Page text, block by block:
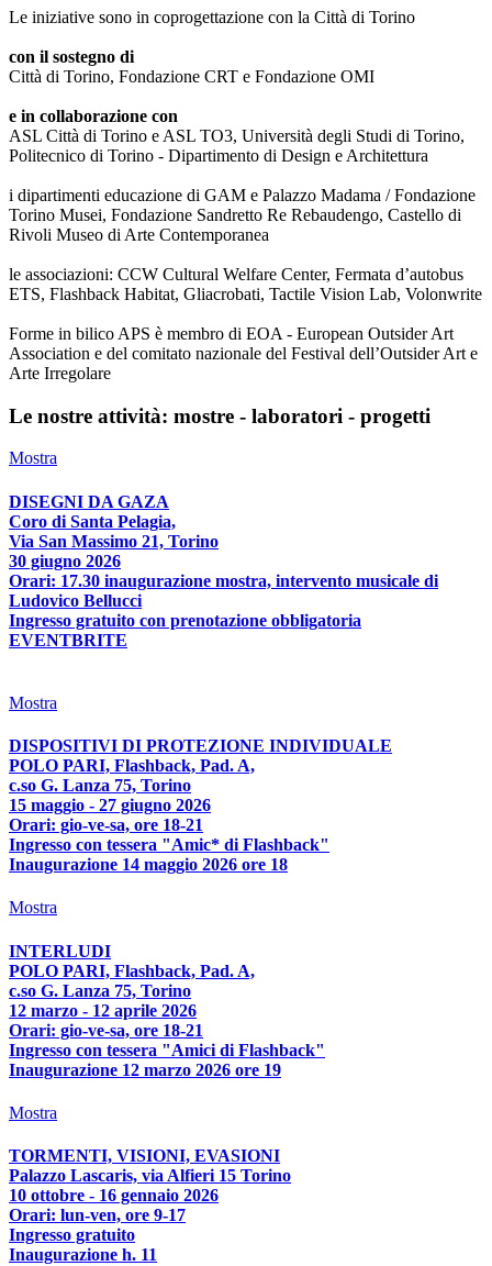
Le iniziative sono in coprogettazione con la Città di Torino
con il sostegno di
Città di Torino, Fondazione CRT e Fondazione OMI
e in collaborazione con
ASL Città di Torino e ASL TO3, Università degli Studi di Torino,
Politecnico di Torino - Dipartimento di Design e Architettura
i dipartimenti educazione di GAM e Palazzo Madama / Fondazione
Torino Musei, Fondazione Sandretto Re Rebaudengo, Castello di
Rivoli Museo di Arte Contemporanea
le associazioni: CCW Cultural Welfare Center, Fermata d’autobus
ETS, Flashback Habitat, Gliacrobati, Tactile Vision Lab, Volonwrite
Forme in bilico APS è membro di EOA - European Outsider Art
Association e del comitato nazionale del Festival dell’Outsider Art e
Arte Irregolare
Le nostre attività: mostre - laboratori - progetti
Mostra
DISEGNI DA GAZA
Coro di Santa Pelagia,
Via San Massimo 21, Torino
30 giugno 2026
Orari: 17.30 inaugurazione mostra, intervento musicale di
Ludovico Bellucci
Ingresso gratuito con prenotazione obbligatoria
EVENTBRITE
Mostra
DISPOSITIVI DI PROTEZIONE INDIVIDUALE
POLO PARI, Flashback, Pad. A,
c.so G. Lanza 75, Torino
15 maggio - 27 giugno 2026
Orari: gio-ve-sa, ore 18-21
Ingresso con tessera "Amic* di Flashback"
Inaugurazione 14 maggio 2026 ore 18
Mostra
INTERLUDI
POLO PARI, Flashback, Pad. A,
c.so G. Lanza 75, Torino
12 marzo - 12 aprile 2026
Orari: gio-ve-sa, ore 18-21
Ingresso con tessera "Amici di Flashback"
Inaugurazione 12 marzo 2026 ore 19
Mostra
TORMENTI, VISIONI, EVASIONI
Palazzo Lascaris, via Alfieri 15 Torino
10 ottobre - 16 gennaio 2026
Orari: lun-ven, ore 9-17
Ingresso gratuito
Inaugurazione h. 11